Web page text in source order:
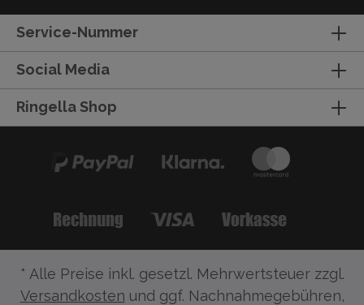
Service-Nummer
Social Media
Ringella Shop
* Alle Preise inkl. gesetzl. Mehrwertsteuer zzgl.
Versandkosten und ggf. Nachnahmegebühren,